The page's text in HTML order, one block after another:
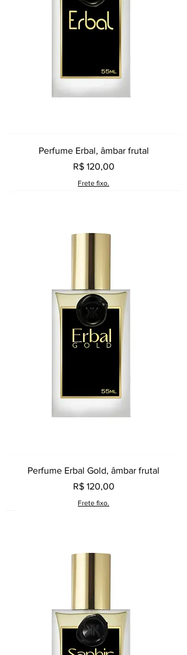
Perfume Erbal, âmbar frutal
Preço
R$ 120,00
Frete fixo.
Perfume Erbal Gold, âmbar frutal
Preço
R$ 120,00
Frete fixo.